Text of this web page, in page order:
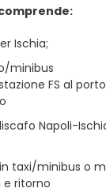
Ischia;
minibus
FS al
Napoli-
taxi/minibus o
ritorno